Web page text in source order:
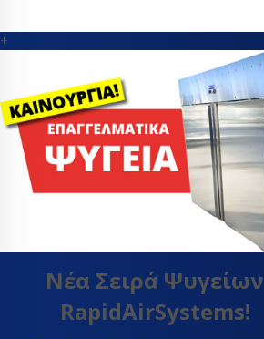
+
Νέα Σειρά Ψυγείων
RapidAirSystems!